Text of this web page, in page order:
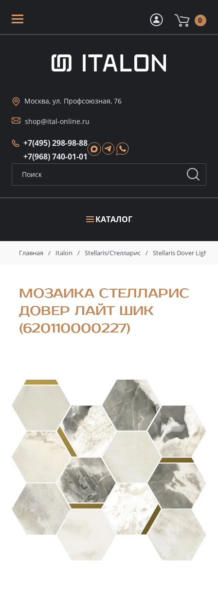
0
КАТАЛОГ
Москва, ул. Профсоюзная, 76
shop@ital-online.ru
+7(495) 298-98-88
+7(968) 740-01-01
Главная / Italon / Stellaris/Стелларис / Stellaris Dover Light/
МОЗАИКА СТЕЛЛАРИС
ДОВЕР ЛАЙТ ШИК
(620110000227)